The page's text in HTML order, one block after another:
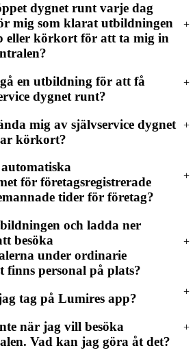
dygnet runt varje dag
mig som klarat utbildningen
eller körkort för att ta mig in
en utbildning för att få
dygnet runt?
mig av självservice dygnet
körkort?
för företagsregistrerade
tider för företag?
och ladda ner
besöka
under ordinarie
finns personal på plats?
tag på Lumires app?
när jag vill besöka
Vad kan jag göra åt det?